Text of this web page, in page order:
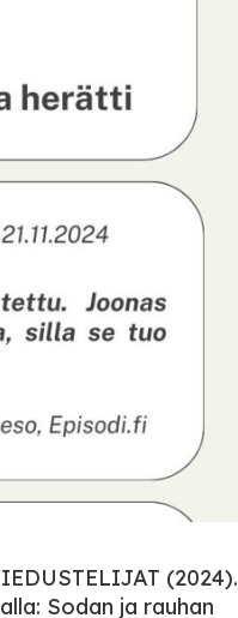
(2024).
Sodan ja rauhan